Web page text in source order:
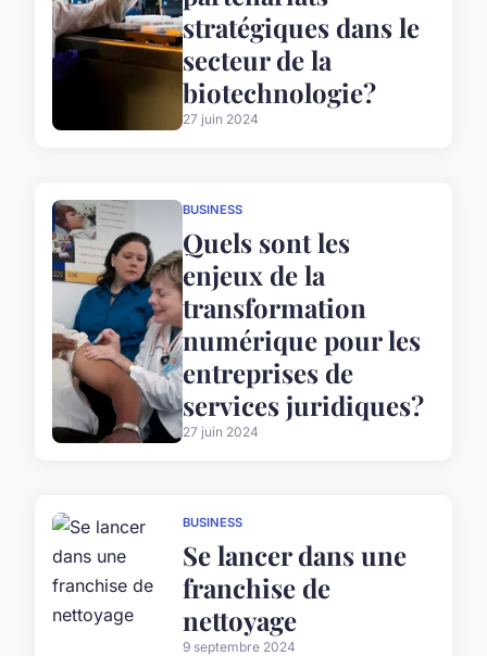
stratégiques dans le
secteur de la
biotechnologie?
27 juin 2024
BUSINESS
Quels sont les
enjeux de la
transformation
numérique pour les
entreprises de
services juridiques?
27 juin 2024
BUSINESS
Se lancer dans une
franchise de
nettoyage
9 septembre 2024